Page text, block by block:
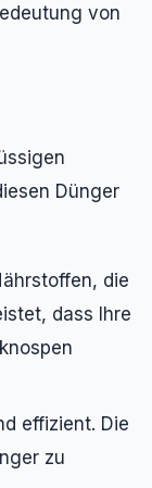
von
Dünger
die
dass Ihre
effizient. Die
zu